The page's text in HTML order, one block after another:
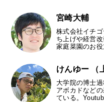
宮崎大輔
株式会社イチ
ち上げや経営
家庭菜園のお
けんゆー （
大学院の博士
アボカドなど
ている。